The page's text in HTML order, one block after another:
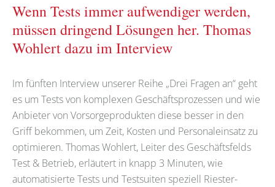
Wenn Tests immer aufwendiger werden,
müssen dringend Lösungen her. Thomas
Wohlert dazu im Interview
Im fünften Interview unserer Reihe „Drei Fragen an“ geht
es um Tests von komplexen Geschäftsprozessen und wie
Anbieter von Vorsorgeprodukten diese besser in den
Griff bekommen, um Zeit, Kosten und Personaleinsatz zu
optimieren. Thomas Wohlert, Leiter des Geschäftsfelds
Test & Betrieb, erläutert in knapp 3 Minuten, wie
automatisierte Tests und Testsuiten speziell Riester-